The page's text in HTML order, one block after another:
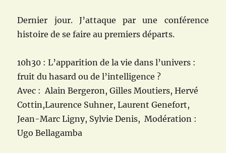
Dernier jour. J’attaque par une conférence
histoire de se faire au premiers départs.
10h30 : L’apparition de la vie dans l’univers :
fruit du hasard ou de l’intelligence ?
Avec : Alain Bergeron, Gilles Moutiers, Hervé
Cottin,Laurence Suhner, Laurent Genefort,
Jean-Marc Ligny, Sylvie Denis, Modération :
Ugo Bellagamba